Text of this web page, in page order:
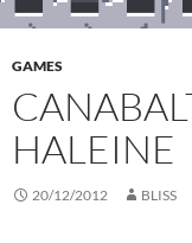
GAMES
HALEINE
20/12/2012 BLISS